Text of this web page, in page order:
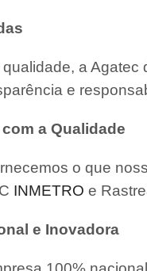
a
e
a Qualidade
o que
INMETRO e
e Inovadora